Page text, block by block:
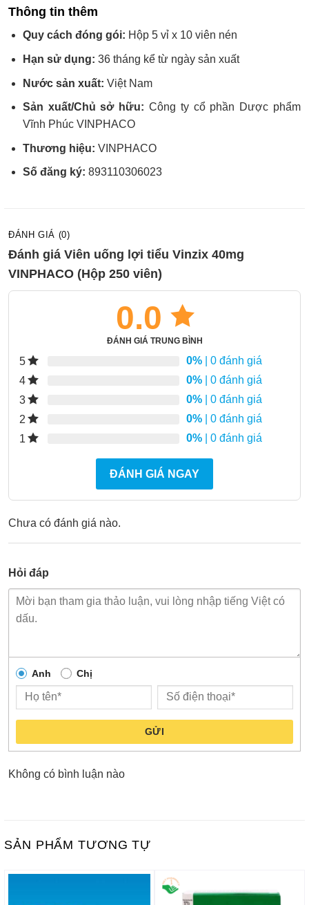
Thông tin thêm
Quy cách đóng gói: Hộp 5 vỉ x 10 viên nén
Hạn sử dụng: 36 tháng kể từ ngày sản xuất
Nước sản xuất: Việt Nam
Sản xuất/Chủ sở hữu: Công ty cổ phần Dược phẩm
Vĩnh Phúc VINPHACO
Thương hiệu: VINPHACO
Số đăng ký: 893110306023
ĐÁNH GIÁ (0)
Đánh giá Viên uống lợi tiểu Vinzix 40mg
VINPHACO (Hộp 250 viên)
0.0
ĐÁNH GIÁ TRUNG BÌNH
5 0% | 0 đánh giá
4
0% | 0 đánh giá
3
0% | 0 đánh giá
2
0% | 0 đánh giá
1
0% | 0 đánh giá
ĐÁNH GIÁ NGAY
Chưa có đánh giá nào.
Hỏi đáp
Anh Chị
GỬI
Không có bình luận nào
SẢN PHẨM TƯƠNG TỰ